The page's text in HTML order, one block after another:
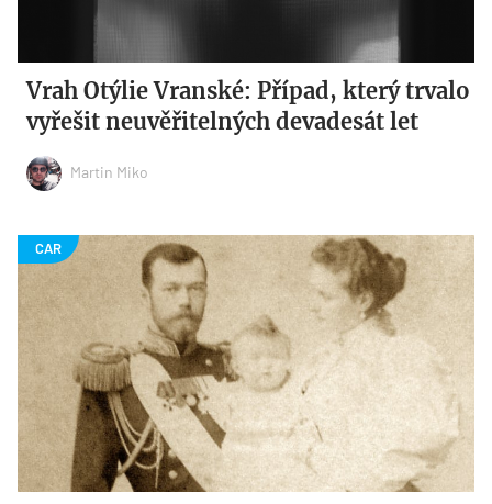
Vrah Otýlie Vranské: Případ, který trvalo
vyřešit neuvěřitelných devadesát let
Martin Miko